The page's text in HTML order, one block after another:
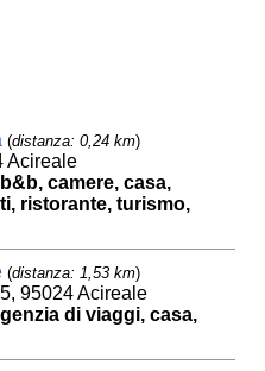
(distanza: 0,24 km)
Acireale
camere, casa,
ristorante, turismo,
(distanza: 1,53 km)
95024 Acireale
di viaggi, casa,